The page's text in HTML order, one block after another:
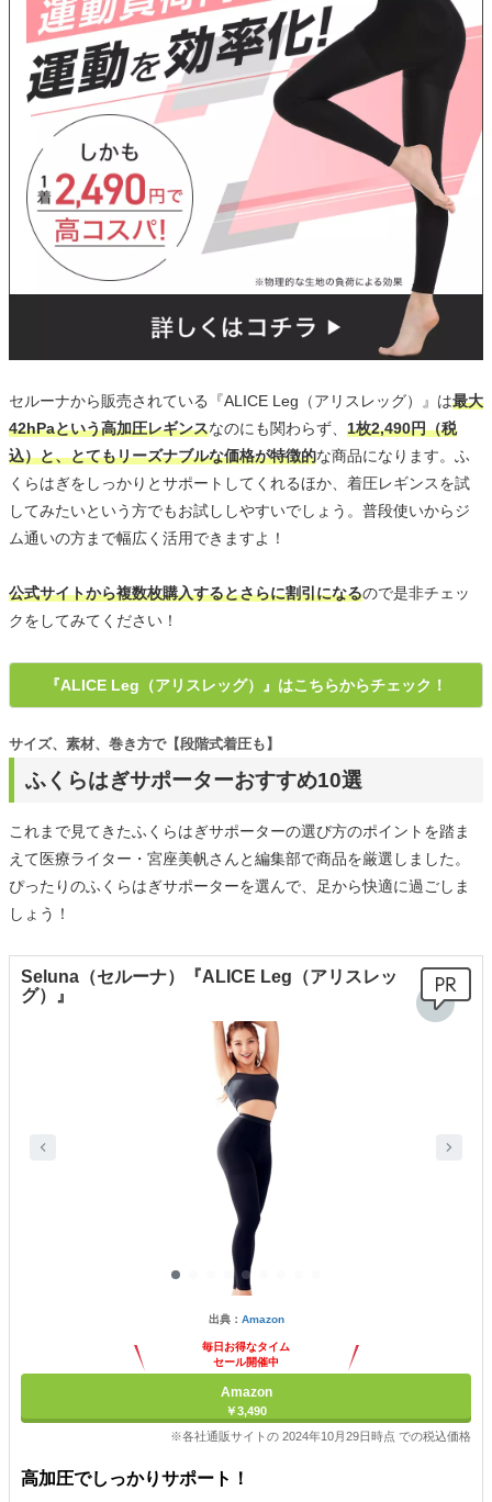
セルーナから販売されている『ALICE Leg（アリスレッグ）』は最大
42hPaという高加圧レギンスなのにも関わらず、 1枚2,490円（税
込）と、とてもリーズナブルな価格が特徴的な商品になります。ふ
くらはぎをしっかりとサポートしてくれるほか、着圧レギンスを試
してみたいという方でもお試ししやすいでしょう。普段使いからジ
ム通いの方まで幅広く活用できますよ！
公式サイトから複数枚購入するとさらに割引になるので是非チェッ
クをしてみてください！
『ALICE Leg（アリスレッグ）』はこちらからチェック！
ふくらはぎサポーターおすすめ10選
サイズ、素材、巻き方で【段階式着圧も】
これまで見てきたふくらはぎサポーターの選び方のポイントを踏ま
えて医療ライター・宮座美帆さんと編集部で商品を厳選しました。
ぴったりのふくらはぎサポーターを選んで、足から快適に過ごしま
しょう！
Seluna（セルーナ）『ALICE Leg（アリスレッ
グ）』
出典： Amazon
毎日お得なタイム
セール開催中
Amazon
￥3,490
※各社通販サイトの 2024年10月29日時点 での税込価格
高加圧でしっかりサポート！